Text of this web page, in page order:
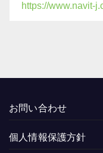
https://www.navit-
お問い合わせ
個人情報保護方針